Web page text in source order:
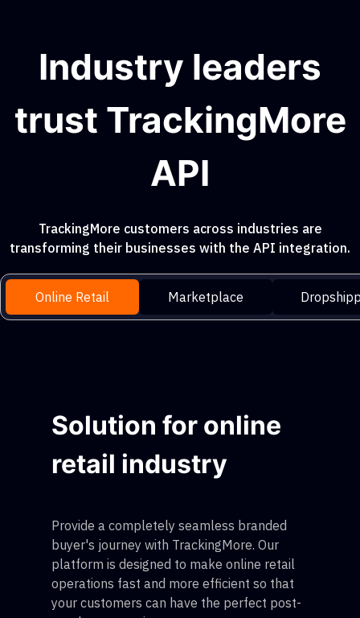
Industry leaders
trust TrackingMore
API
TrackingMore customers across industries are
transforming their businesses with the API integration.
Online Retail Marketplace
Solution for online
retail industry
Provide a completely seamless branded
buyer's journey with TrackingMore. Our
platform is designed to make online retail
operations fast and more efficient so that
your customers can have the perfect post-